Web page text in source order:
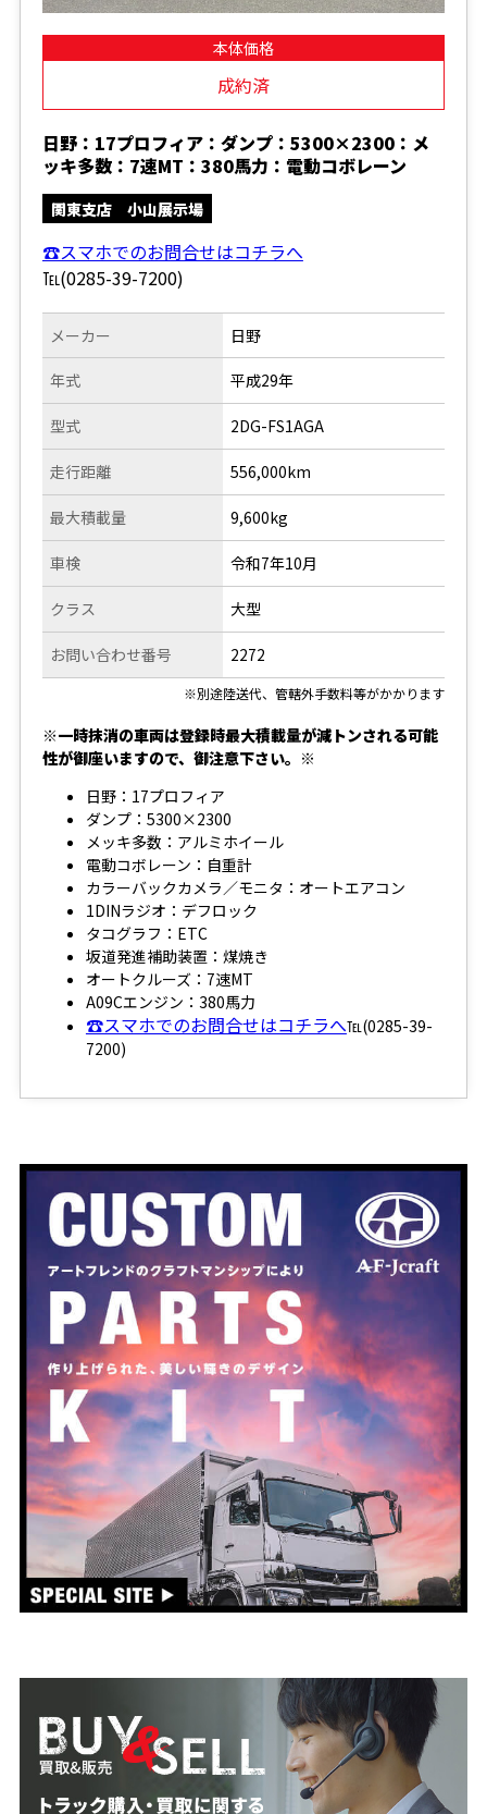
本体価格
成約済
日野：17プロフィア：ダンプ：5300×2300：メ
ッキ多数：7速MT：380馬力：電動コボレーン
関東支店 小山展示場
☎スマホでのお問合せはコチラへ
℡(0285-39-7200)
メーカー
年式
型式
走行距離
日野
平成29年
2DG-FS1AGA
556,000km
最大積載量
車検
クラス
お問い合わせ番号
9,600kg
令和7年10月
大型
2272
※別途陸送代、管轄外手数料等がかかります
※一時抹消の車両は登録時最大積載量が減トンされる可能
性が御座いますので、御注意下さい。※
日野：17プロフィア
ダンプ：5300×2300
メッキ多数：アルミホイール
電動コボレーン：自重計
カラーバックカメラ／モニタ：オートエアコン
1DINラジオ：デフロック
タコグラフ：ETC
坂道発進補助装置：煤焼き
オートクルーズ：7速MT
A09Cエンジン：380馬力
☎スマホでのお問合せはコチラへ℡(0285-39-
7200)